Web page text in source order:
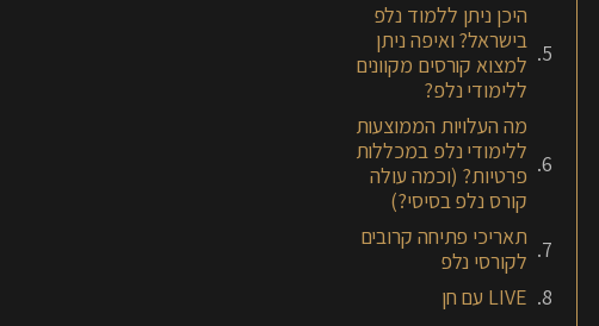
היכן ניתן ללמוד נלפ
בישראל? ואיפה ניתן
למצוא קורסים מקוונים
ללימודי נלפ?
מה העלויות הממוצעות
ללימודי נלפ במכללות
פרטיות? (וכמה עולה
קורס נלפ בסיסי?)
תאריכי פתיחה קרובים
לקורסי נלפ
LIVE עם חן